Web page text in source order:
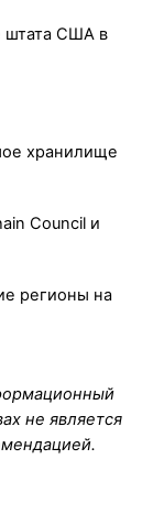
штата США в
хранилище
Council и
регионы на
не является